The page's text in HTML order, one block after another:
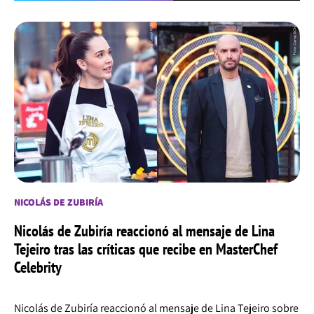
NICOLÁS DE ZUBIRÍA
Nicolás de Zubiría reaccionó al mensaje de Lina
Tejeiro tras las críticas que recibe en MasterChef
Celebrity
Nicolás de Zubiría reaccionó al mensaje de Lina Tejeiro sobre